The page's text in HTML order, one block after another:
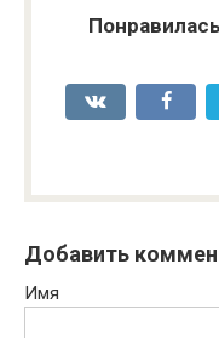
Добавить
Имя